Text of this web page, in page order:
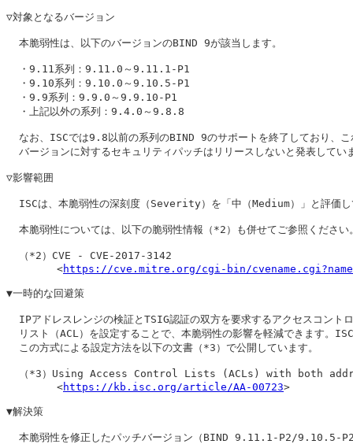
▽対象となるバージョン
  本脆弱性は、以下のバージョンのBIND 9が該当します。
  ・9.11系列：9.11.0～9.11.1-P1
  ・9.10系列：9.10.0～9.10.5-P1
  ・9.9系列：9.9.0～9.9.10-P1
  ・上記以外の系列：9.4.0～9.8.8
なお、ISCでは9.8以前の系列のBIND 9のサポートを終了しており、こ
バージョンに対するセキュリティパッチはリリースしないと発表してい
▽影響範囲
ISCは、本脆弱性の深刻度（Severity）を「中（Medium）」と評価し
本脆弱性については、以下の脆弱性情報（*2）も併せてご参照ください
  （*2）CVE - CVE-2017-3142
        <
https://cve.mitre.org/cgi-bin/
▼一時的な回避策
IPアドレスレンジの検証とTSIG認証の双方を要求するアクセスコント
リスト（ACL）を設定することで、本脆弱性の影響を軽減できます。
  この方式による設定方法を以下の文書（*3）で公開しています。
（*3）Using Access Control Lists (ACLs) with both
        <
https://kb.isc.org/article/AA-00723>
▼解決策
本脆弱性を修正したパッチバージョン（BIND 9.11.1-P2/9.10.5-